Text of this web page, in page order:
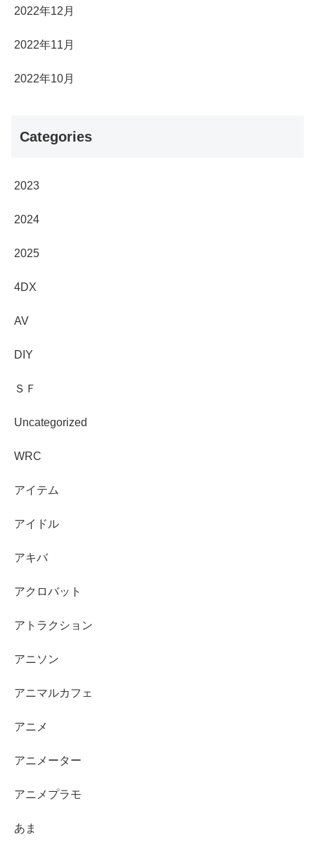
2022年12月
2022年11月
2022年10月
Categories
2023
2024
2025
4DX
AV
DIY
ＳＦ
Uncategorized
WRC
アイテム
アイドル
アキバ
アクロバット
アトラクション
アニソン
アニマルカフェ
アニメ
アニメーター
アニメプラモ
あま